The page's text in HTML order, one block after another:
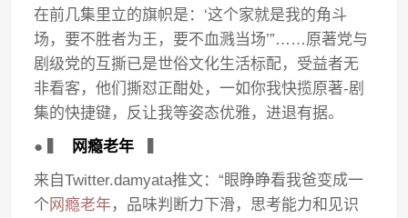
在前几集里立的旗帜是：‘这个家就是我的角斗
场，要不胜者为王，要不血溅当场’”……原著党与
剧级党的互撕已是世俗文化生活标配，受益者无
非看客，他们撕怼正酣处，一如你我快揽原著-剧
集的快捷键，反让我等姿态优雅，进退有据。
● ▍
网瘾老年
来自Twitter.damyata推文：“眼睁睁看我爸变成一
个网瘾老年，品味判断力下滑，思考能力和见识